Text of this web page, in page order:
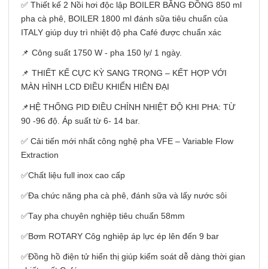
✅ Thiết kế 2 Nồi hơi độc lập BOILER BẰNG ĐỒNG 850 ml
pha cà phê, BOILER 1800 ml đánh sữa tiêu chuẩn của
ITALY giúp duy trì nhiệt độ pha Café được chuẩn xác
📌 Công suất 1750 W - pha 150 ly/ 1 ngày.
📌 THIẾT KẾ CỰC KỲ SANG TRỌNG – KẾT HỢP VỚI
MÀN HÌNH LCD ĐIỀU KHIỂN HIÊN ĐẠI
📌HỆ THỐNG PID ĐIỀU CHỈNH NHIỆT ĐỘ KHI PHA: TỪ
90 -96 độ. Áp suất từ 6- 14 bar.
✅ Cải tiến mới nhất công nghệ pha VFE – Variable Flow
Extraction
✅Chất liệu full inox cao cấp
✅Đa chức năng pha cà phê, đánh sữa và lấy nước sôi
✅Tay pha chuyên nghiệp tiêu chuẩn 58mm
✅Bơm ROTARY Côg nghiệp áp lực ép lên đến 9 bar
✅Đồng hồ điện tử hiển thị giúp kiểm soát dễ dàng thời gian